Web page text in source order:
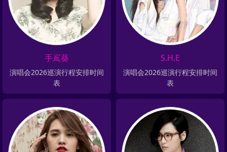
手嶌葵
演唱会2026巡演行程安排时间
表
S.H.E
演唱会2026巡演行程安排时间
表